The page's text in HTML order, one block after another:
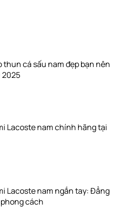
thun cá sấu nam đẹp bạn nên
2025
Lacoste nam chính hãng tại
Lacoste nam ngắn tay: Đẳng
cách